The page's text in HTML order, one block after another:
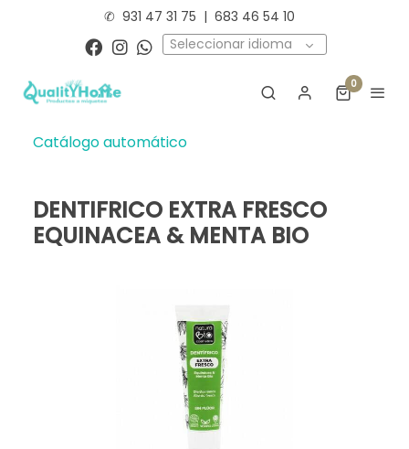
✆ 931 47 31 75 | 683 46 54 10
Seleccionar idioma
0
Catálogo automático
DENTIFRICO EXTRA FRESCO
EQUINACEA & MENTA BIO